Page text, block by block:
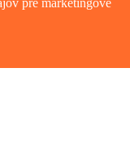
pre marketingové